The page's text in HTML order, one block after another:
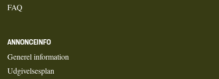
FAQ
ANNONCEINFO
Generel information
Udgivelsesplan